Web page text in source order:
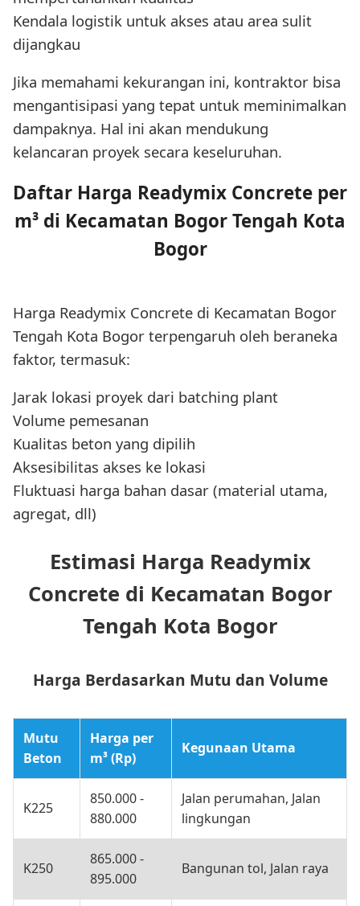
Kendala logistik untuk akses atau area sulit
dijangkau
Jika memahami kekurangan ini, kontraktor bisa
mengantisipasi yang tepat untuk meminimalkan
dampaknya. Hal ini akan mendukung
kelancaran proyek secara keseluruhan.
Daftar Harga Readymix Concrete per
m³ di Kecamatan Bogor Tengah Kota
Bogor
Harga Readymix Concrete di Kecamatan Bogor
Tengah Kota Bogor terpengaruh oleh beraneka
faktor, termasuk:
Jarak lokasi proyek dari batching plant
Volume pemesanan
Kualitas beton yang dipilih
Aksesibilitas akses ke lokasi
Fluktuasi harga bahan dasar (material utama,
agregat, dll)
Estimasi Harga Readymix
Concrete di Kecamatan Bogor
Tengah Kota Bogor
Harga Berdasarkan Mutu dan Volume
Mutu
Beton
Harga per
m³ (Rp)
Kegunaan Utama
K225
850.000 -
880.000
Jalan perumahan, Jalan
lingkungan
K250
865.000 -
895.000
Bangunan tol, Jalan raya